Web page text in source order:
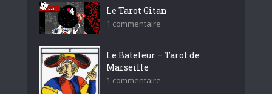
Le Tarot Gitan
1 commentaire
Le Bateleur – Tarot de
Marseille
1 commentaire